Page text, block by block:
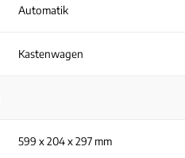
Automatik
Kastenwagen
599 x 204 x 297 mm